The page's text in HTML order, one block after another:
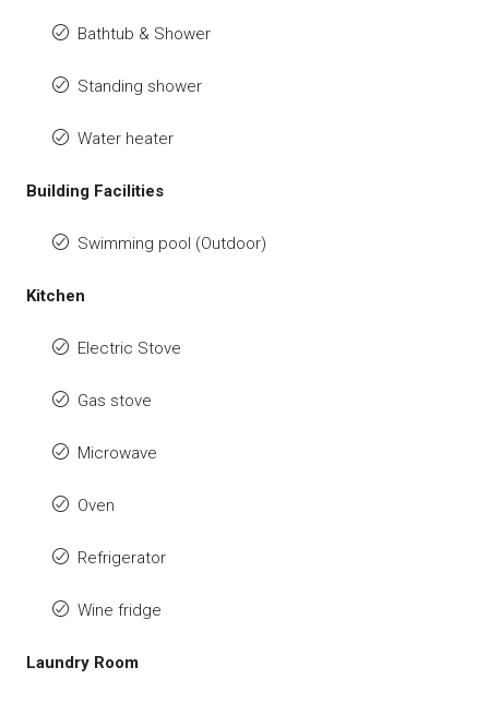
Bathtub & Shower
Standing shower
Water heater
Building Facilities
Swimming pool (Outdoor)
Kitchen
Electric Stove
Gas stove
Microwave
Oven
Refrigerator
Wine fridge
Laundry Room